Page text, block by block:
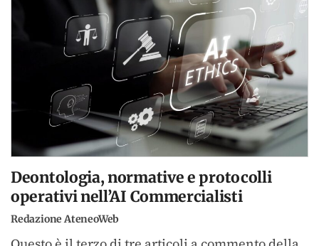
Deontologia, normative e protocolli
operativi nell’AI Commercialisti
Redazione AteneoWeb